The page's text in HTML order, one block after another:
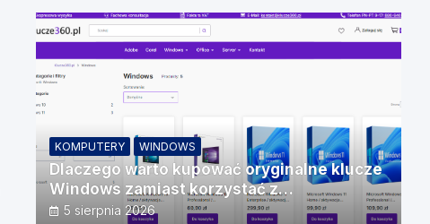
KOMPUTERY WINDOWS
Dlaczego warto kupować oryginalne klucze
Windows zamiast korzystać z
nieautoryzowanych źródeł?
5 sierpnia 2026